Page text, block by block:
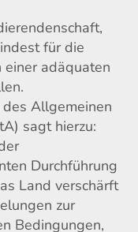
,
fürdie
eineradäquaten
Allgemeinen
) sagt hierzu:
Durchführung
Land verschärft
zur
Bedingungen,